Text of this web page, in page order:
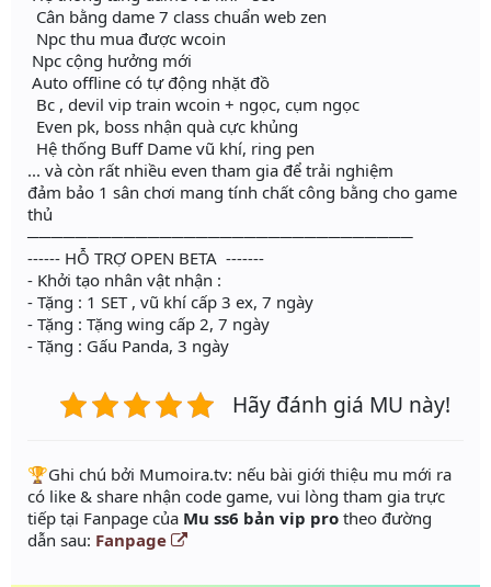
Cân bằng dame 7 class chuẩn web zen
Npc thu mua được wcoin
Npc cộng hưởng mới
Auto offline có tự động nhặt đồ
Bc , devil vip train wcoin + ngọc, cụm ngọc
Even pk, boss nhận quà cực khủng
Hệ thống Buff Dame vũ khí, ring pen
... và còn rất nhiều even tham gia để trải nghiệm
đảm bảo 1 sân chơi mang tính chất công bằng cho game
thủ
────────────────────────────────
------ HỖ TRỢ OPEN BETA -------
- Khởi tạo nhân vật nhận :
- Tặng : 1 SET , vũ khí cấp 3 ex, 7 ngày
- Tặng : Tặng wing cấp 2, 7 ngày
- Tặng : Gấu Panda, 3 ngày
Hãy đánh giá MU này!
️🏆Ghi chú bởi Mumoira.tv: nếu bài giới thiệu mu mới ra
có like & share nhận code game, vui lòng tham gia trực
tiếp tại Fanpage của Mu ss6 bản vip pro theo đường
dẫn sau: Fanpage